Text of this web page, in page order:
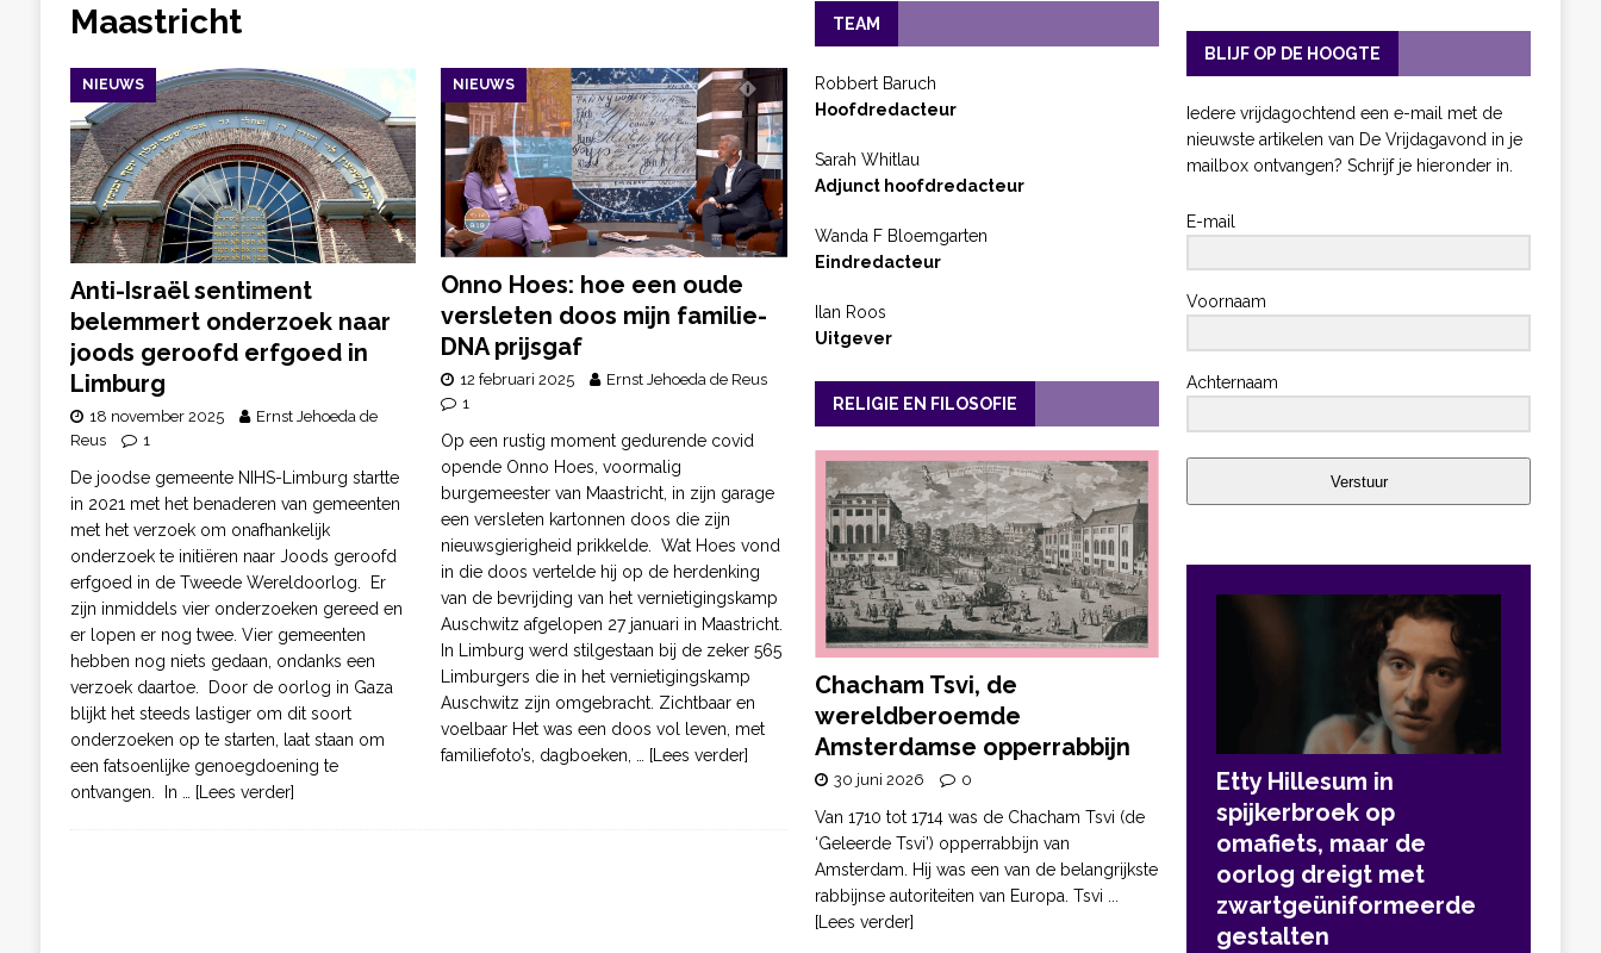
Maastricht
NIEUWS
Anti-Israël sentiment
belemmert onderzoek naar
joods geroofd erfgoed in
Limburg
18 november 2025
Ernst Jehoeda de
Reus
1
De joodse gemeente NIHS-Limburg startte
in 2021 met het benaderen van gemeenten
met het verzoek om onafhankelijk
onderzoek te initiëren naar Joods geroofd
erfgoed in de Tweede Wereldoorlog. Er
zijn inmiddels vier onderzoeken gereed en
er lopen er nog twee. Vier gemeenten
hebben nog niets gedaan, ondanks een
verzoek daartoe. Door de oorlog in Gaza
blijkt het steeds lastiger om dit soort
onderzoeken op te starten, laat staan om
een fatsoenlijke genoegdoening te
ontvangen. In
… [Lees verder]
NIEUWS
Onno Hoes: hoe een oude
versleten doos mijn familie-
DNA prijsgaf
12 februari 2025
Ernst Jehoeda de Reus
1
Op een rustig moment gedurende covid
opende Onno Hoes, voormalig
burgemeester van Maastricht, in zijn garage
een versleten kartonnen doos die zijn
nieuwsgierigheid prikkelde. Wat Hoes vond
in die doos vertelde hij op de herdenking
van de bevrijding van het vernietigingskamp
Auschwitz afgelopen 27 januari in Maastricht.
In Limburg werd stilgestaan bij de zeker 565
Limburgers die in het vernietigingskamp
Auschwitz zijn omgebracht. Zichtbaar en
voelbaar Het was een doos vol leven, met
familiefoto’s, dagboeken,
… [Lees verder]
TEAM
Robbert Baruch
Hoofdredacteur
Sarah Whitlau
Adjunct hoofdredacteur
Wanda F Bloemgarten
Eindredacteur
Ilan Roos
Uitgever
RELIGIE EN FILOSOFIE
Chacham Tsvi, de
wereldberoemde
Amsterdamse opperrabbijn
30 juni 2026 0
Van 1710 tot 1714 was de Chacham Tsvi (de
‘Geleerde Tsvi’) opperrabbijn van
Amsterdam. Hij was een van de belangrijkste
rabbijnse autoriteiten van Europa. Tsvi
[Lees verder]
BLIJF OP DE HOOGTE
Iedere vrijdagochtend een e-mail met de
nieuwste artikelen van De Vrijdagavond in je
mailbox ontvangen? Schrijf je hieronder in.
E-mail
Voornaam
Achternaam
Verstuur
Etty Hillesum in
spijkerbroek op
omafiets, maar de
oorlog dreigt met
zwartgeüniformeerde
gestalten